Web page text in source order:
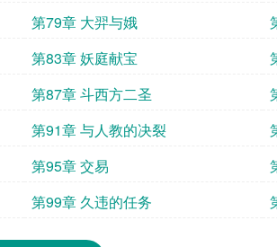
第79章 大羿与娥
第83章 妖庭献宝
第87章 斗西方二圣
第91章 与人教的决裂
第95章 交易
第99章 久违的任务